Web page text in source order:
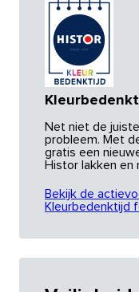
Net niet de
probleem. Met
gratis een
Histor lakken en
Bekijk de
Kleurbedenktijd